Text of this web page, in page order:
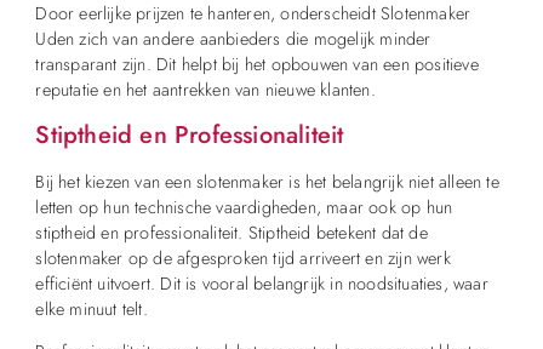
Door eerlijke prijzen te hanteren, onderscheidt Slotenmaker
Uden zich van andere aanbieders die mogelijk minder
transparant zijn. Dit helpt bij het opbouwen van een positieve
reputatie en het aantrekken van nieuwe klanten.
Stiptheid en Professionaliteit
Bij het kiezen van een slotenmaker is het belangrijk niet alleen te
letten op hun technische vaardigheden, maar ook op hun
stiptheid en professionaliteit. Stiptheid betekent dat de
slotenmaker op de afgesproken tijd arriveert en zijn werk
efficiënt uitvoert. Dit is vooral belangrijk in noodsituaties, waar
elke minuut telt.